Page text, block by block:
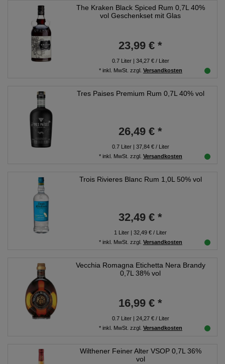
The Kraken Black Spiced Rum 0,7L 40%
vol Geschenkset mit Glas
23,99 € *
0.7Liter| 34,27 € / Liter
* inkl. MwSt. zzgl. Versandkosten
Tres Paises Premium Rum 0,7L 40% vol
26,49 € *
0.7Liter| 37,84 € / Liter
* inkl. MwSt. zzgl. Versandkosten
Trois Rivieres Blanc Rum 1,0L 50% vol
32,49 € *
1 Liter | 32,49 € / Liter
* inkl. MwSt. zzgl. Versandkosten
Vecchia Romagna Etichetta Nera Brandy
0,7L 38% vol
16,99 € *
0.7Liter| 24,27 € / Liter
* inkl. MwSt. zzgl. Versandkosten
Wilthener Feiner Alter VSOP 0,7L 36%
vol